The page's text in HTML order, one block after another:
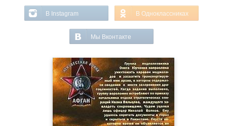
В Instagram В Одноклассниках
Мы Вконтакте